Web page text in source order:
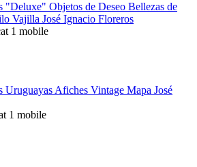
"Deluxe" Objetos de Deseo Bellezas de
Vajilla José Ignacio Floreros
Uruguayas Afiches Vintage Mapa José